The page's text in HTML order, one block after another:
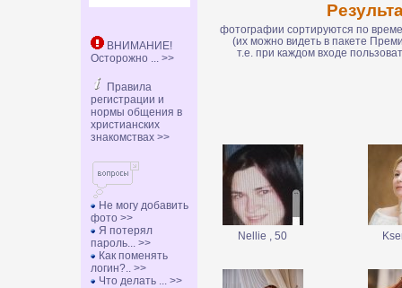
ВНИМАНИЕ!
Осторожно ... >>
Правила
регистрации и
нормы общения в
христианских
знакомствах >>
Не могу добавить
фото >>
Я потерял
пароль... >>
Как поменять
логин?.. >>
Что делать ... >>
фотографии сортируются по
(их можно видеть в пакете
т.е. при каждом входе
Nellie , 50